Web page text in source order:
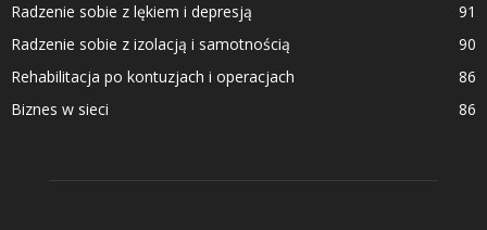
Radzenie sobie z lękiem i depresją
91
Radzenie sobie z izolacją i samotnością
90
Rehabilitacja po kontuzjach i operacjach
86
Biznes w sieci
86